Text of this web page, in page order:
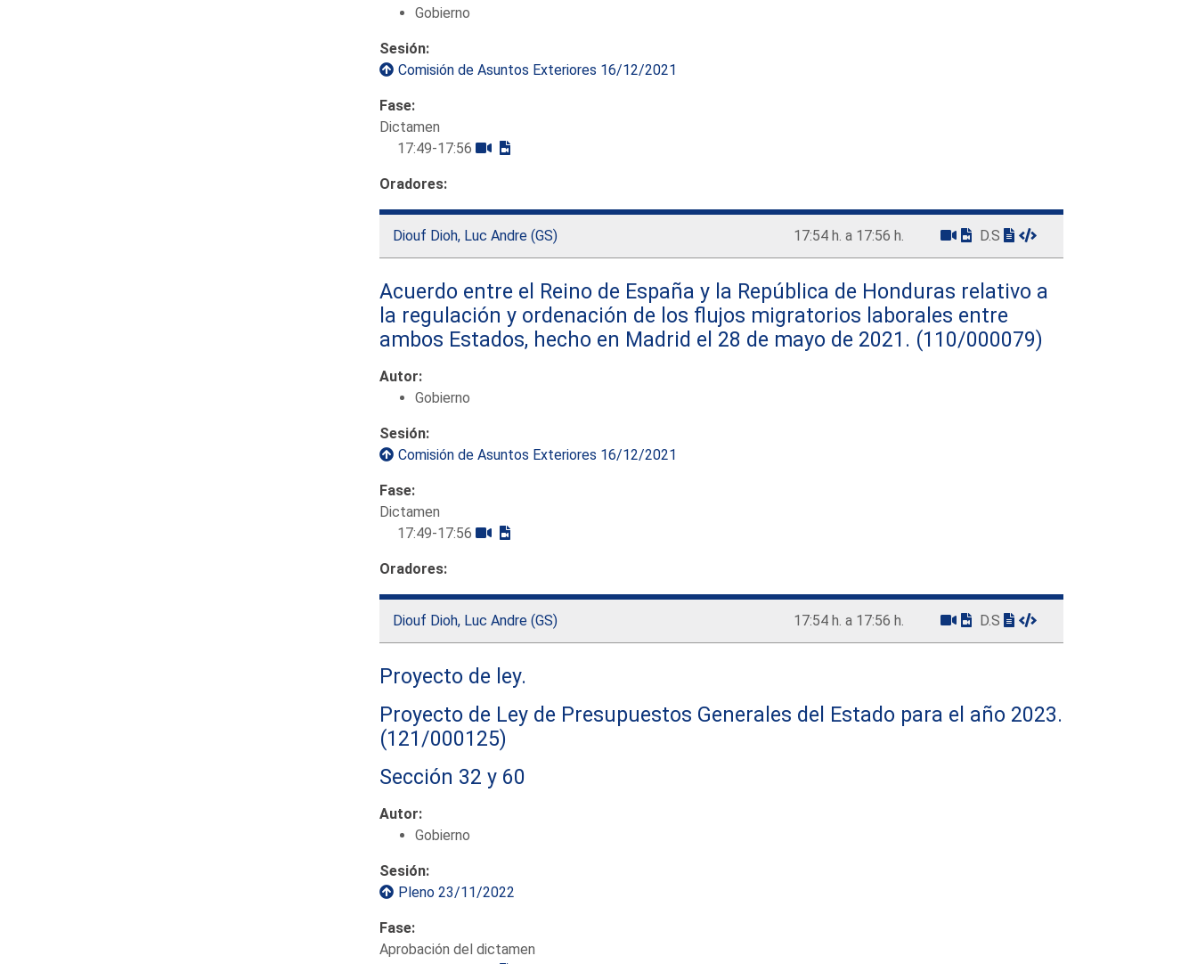
Gobierno
Sesión:
Comisión de Asuntos Exteriores 16/12/2021
Fase:
Dictamen
17:49-17:56
Oradores:
Diouf Dioh, Luc Andre (GS) 17:54 h. a 17:56 h. D.S
Acuerdo entre el Reino de España y la República de Honduras relativo a
la regulación y ordenación de los flujos migratorios laborales entre
ambos Estados, hecho en Madrid el 28 de mayo de 2021. (110/000079)
Autor:
Gobierno
Sesión:
Comisión de Asuntos Exteriores 16/12/2021
Fase:
Dictamen
17:49-17:56
Oradores:
Diouf Dioh, Luc Andre (GS) 17:54 h. a 17:56 h. D.S
Proyecto de ley.
Proyecto de Ley de Presupuestos Generales del Estado para el año 2023.
(121/000125)
Sección 32 y 60
Autor:
Gobierno
Sesión:
Pleno 23/11/2022
Fase:
Aprobación del dictamen